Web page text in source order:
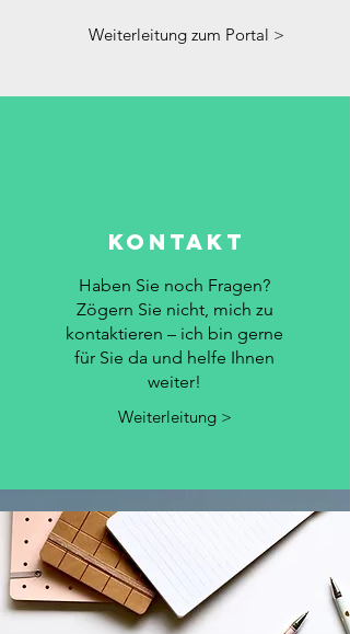
Weiterleitung zum Portal >
Kontakt
Haben Sie noch Fragen?
Zögern Sie nicht, mich zu
kontaktieren – ich bin gerne
für Sie da und helfe Ihnen
weiter!
Weiterleitung >